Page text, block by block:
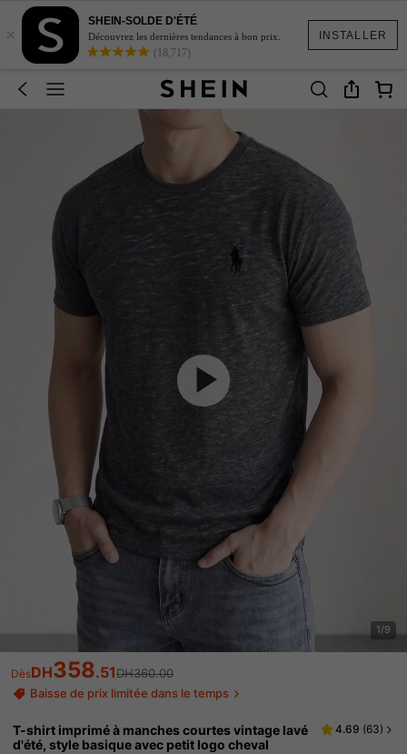
INSTALLER
×
SHEIN-SOLDE D'ÉTÉ
Découvrez les dernières tendances à bon prix.
(18,717)
1/9
DèsDH358.51DH360.00
Baisse de prix limitée dans le temps
T-shirt imprimé à manches courtes vintage lavé
d'été, style basique avec petit logo cheval
4.69 (63)